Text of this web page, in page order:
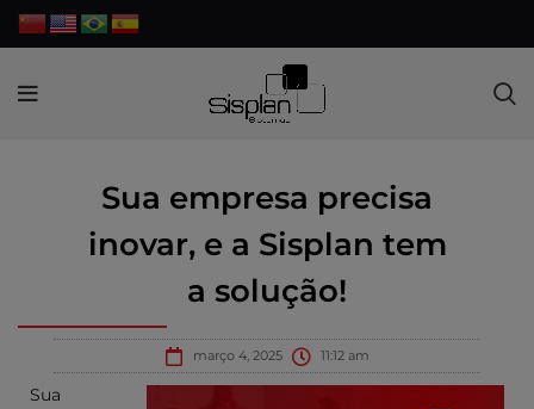
Sua empresa precisa
inovar, e a Sisplan tem
a solução!
março 4, 2025 11:12 am
Sua